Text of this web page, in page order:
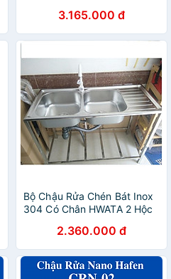
3.165.000 đ
Bộ Chậu Rửa Chén Bát Inox
304 Có Chân HWATA 2 Hộc
nhiều kích thước
2.360.000 đ